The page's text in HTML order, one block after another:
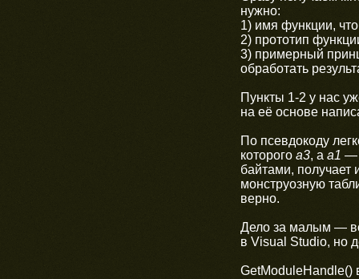
нужно:
1) имя функции,
2) прототип
3) примерный
обработать
Пункты 1-2 у нас
на её основе
По псевдокоду
которого a3, а а1 —
байтами, получает
монструозную
верно.
Дело за малым —
в Visual Studio, но
GetModuleHandle()